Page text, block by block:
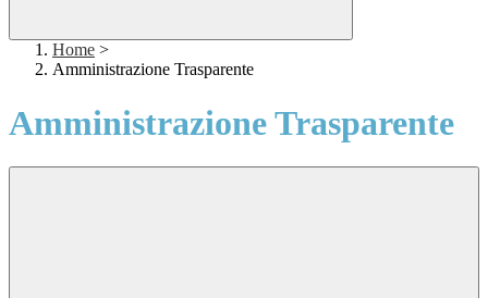
Home >
Amministrazione Trasparente
Amministrazione Trasparente